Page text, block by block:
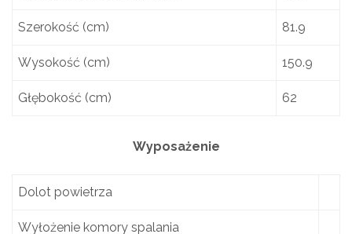
Szerokość (cm) 81.9
Wysokość (cm) 150.9
Głębokość (cm) 62
Wyposażenie
Dolot powietrza
Wyłożenie komory spalania